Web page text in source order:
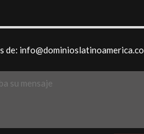
de: info@dominioslatinoamerica.co